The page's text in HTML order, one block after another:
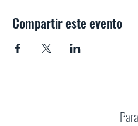
Compartir este evento